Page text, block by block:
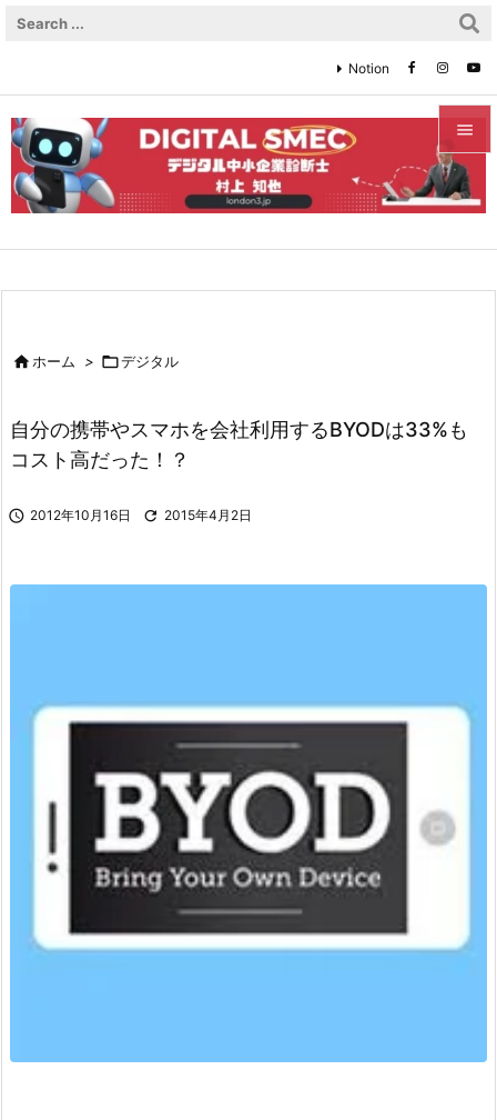


メニュ

検索
Notion
ホーム > デジタル
自分の携帯やスマホを会社利用するBYODは33%も
コスト高だった！？
 2012年10月16日  2015年4月2日